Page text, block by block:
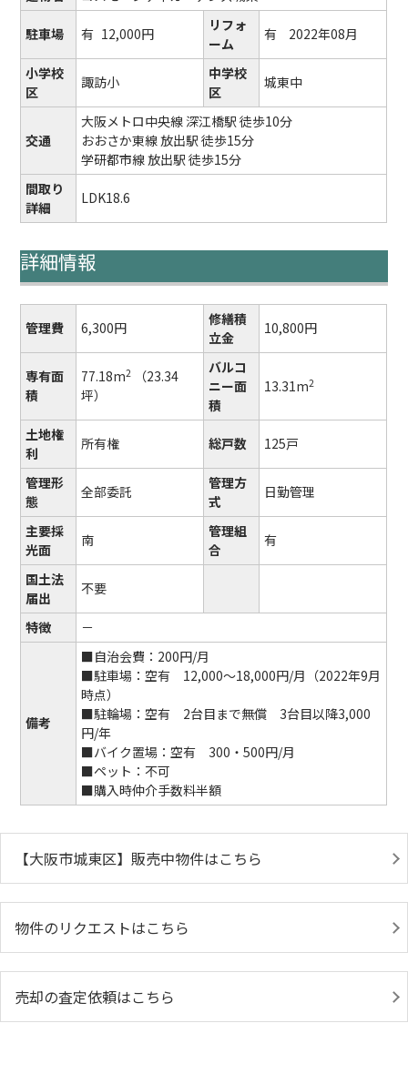
駐車場 有 12,000円
リフォ
ーム
有 2022年08月
小学校
区
諏訪小
中学校
区
城東中
交通
大阪メトロ中央線 深江橋駅 徒歩10分
おおさか東線 放出駅 徒歩15分
学研都市線 放出駅 徒歩15分
間取り
詳細
LDK18.6
詳細情報
管理費 6,300円
修繕積
立金
10,800円
専有面
積
77.18m2
（23.34
坪）
バルコ
ニー面
積
13.31m2
土地権
利
所有権 総戸数 125戸
管理形
態
全部委託
管理方
式
日勤管理
主要採
光面
南
管理組
合
有
国土法
届出
不要
特徴 －
備考
■自治会費：200円/月
■駐車場：空有 12,000～18,000円/月（2022年9月
時点）
■駐輪場：空有 2台目まで無償 3台目以降3,000
円/年
■バイク置場：空有 300・500円/月
■ペット：不可
■購入時仲介手数料半額
【大阪市城東区】販売中物件はこちら
物件のリクエストはこちら
売却の査定依頼はこちら